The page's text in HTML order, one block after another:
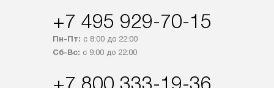
+7 495 929-70-15
Пн-Пт: с 8:00 до 22:00
Сб-Вс: с 9:00 до 22:00